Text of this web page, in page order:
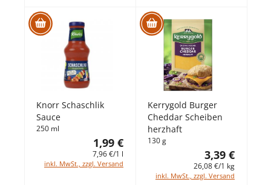
Knorr Schaschlik
Sauce
250 ml
1,99 €
7,96 €/1 l
inkl. MwSt., zzgl. Versand
Kerrygold Burger
Cheddar Scheiben
herzhaft
130 g
3,39 €
26,08 €/1 kg
inkl. MwSt., zzgl. Versand